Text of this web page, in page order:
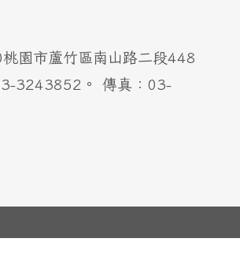
園市蘆竹區南山路二段448
3243852。 傳真：03-